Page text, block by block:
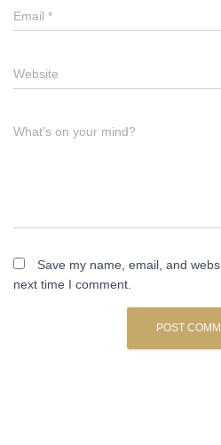
Email *
Website
What's on your mind?
Save my name, email, and
next time I comment.